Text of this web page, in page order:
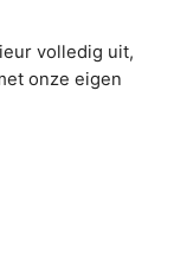
volledig uit,
onze eigen